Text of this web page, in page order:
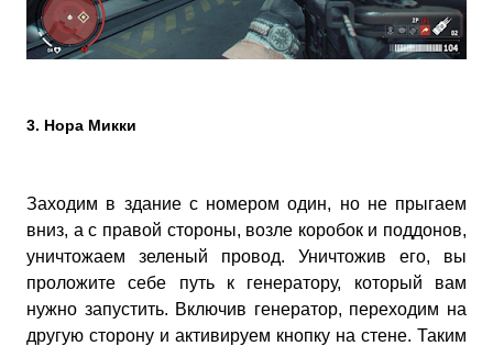
3. Нора Микки
Заходим в здание с номером один, но не прыгаем
вниз, а с правой стороны, возле коробок и поддонов,
уничтожаем зеленый провод. Уничтожив его, вы
проложите себе путь к генератору, который вам
нужно запустить. Включив генератор, переходим на
другую сторону и активируем кнопку на стене. Таким